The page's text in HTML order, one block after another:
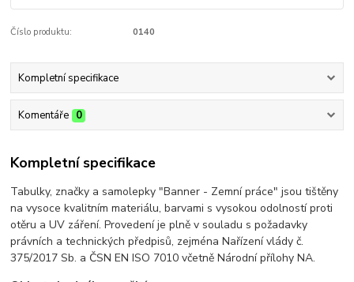
Číslo produktu: 0140
Kompletní specifikace
Komentáře 0
Kompletní specifikace
Tabulky, značky a samolepky "Banner - Zemní práce" jsou tištěny
na vysoce kvalitním materiálu, barvami s vysokou odolností proti
otěru a UV záření. Provedení je plně v souladu s požadavky
právních a technických předpisů, zejména Nařízení vlády č.
375/2017 Sb. a ČSN EN ISO 7010 včetně Národní přílohy NA.